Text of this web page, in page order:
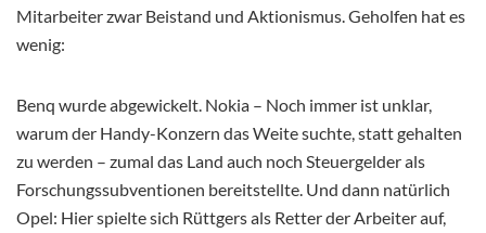
Mitarbeiter zwar Beistand und Aktionismus. Geholfen hat es
wenig:
Benq wurde abgewickelt. Nokia – Noch immer ist unklar,
warum der Handy-Konzern das Weite suchte, statt gehalten
zu werden – zumal das Land auch noch Steuergelder als
Forschungssubventionen bereitstellte. Und dann natürlich
Opel: Hier spielte sich Rüttgers als Retter der Arbeiter auf,